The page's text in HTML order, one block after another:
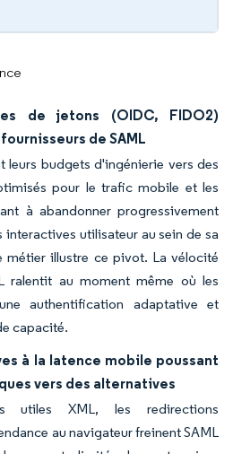
de jetons (OIDC, FIDO2)
de SAML
leurs budgets d'ingénierie vers des
pour le trafic mobile et les
à abandonner progressivement
interactives utilisateur au sein de sa
métier illustre ce pivot. La vélocité
ralentit au moment même où les
authentification adaptative et
capacité.
à la latence mobile poussant
vers des alternatives
utiles XML, les redirections
au navigateur freinent SAML